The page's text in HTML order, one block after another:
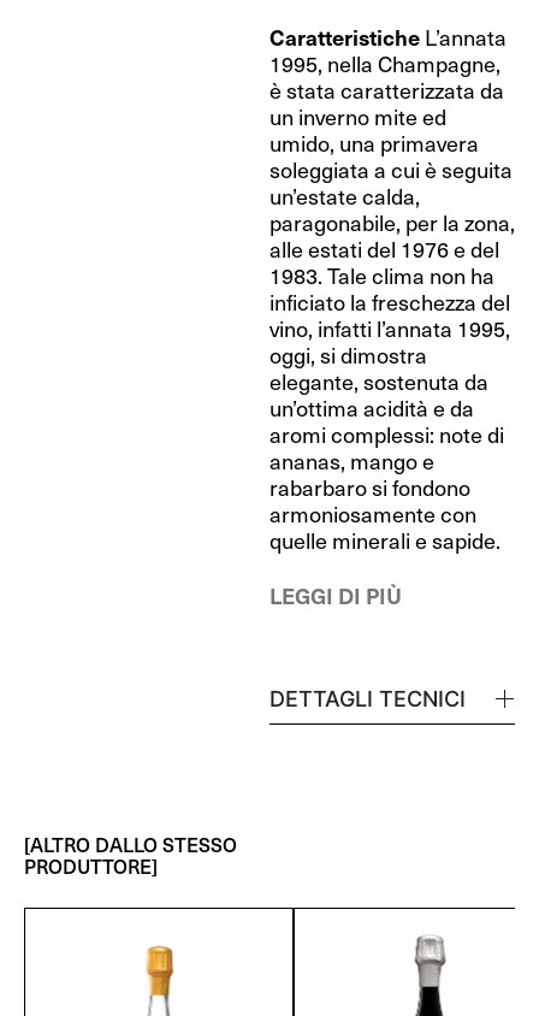
Caratteristiche L’annata
1995, nella Champagne,
è stata caratterizzata da
un inverno mite ed
umido, una primavera
soleggiata a cui è seguita
un’estate calda,
paragonabile, per la zona,
alle estati del 1976 e del
1983. Tale clima non ha
inficiato la freschezza del
vino, infatti l’annata 1995,
oggi, si dimostra
elegante, sostenuta da
un’ottima acidità e da
aromi complessi: note di
ananas, mango e
rabarbaro si fondono
armoniosamente con
quelle minerali e sapide.
LEGGI DI PIÙ
DETTAGLI TECNICI
[ALTRO DALLO STESSO
PRODUTTORE]